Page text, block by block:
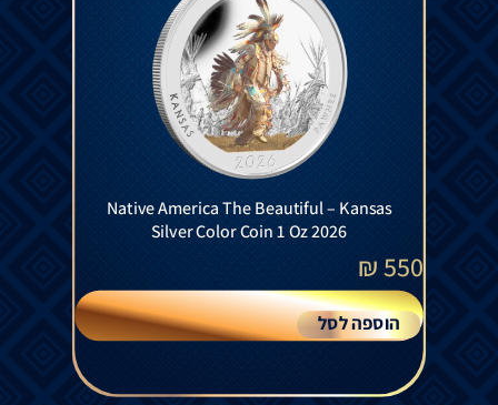
Native America The Beautiful – Kansas
Silver Color Coin 1 Oz 2026
550
₪
הוספה לסל